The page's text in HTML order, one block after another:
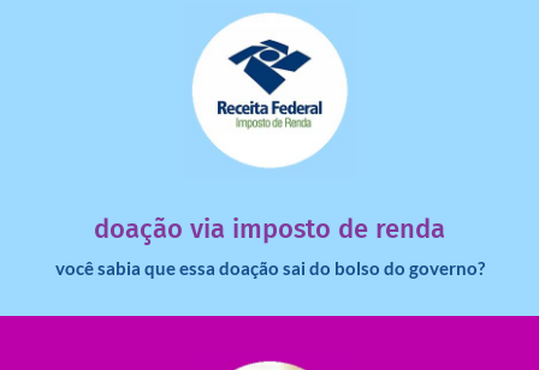
doação via imposto de renda
você sabia que essa doação sai do bolso do governo?
dinheiro deixa de ir para o governo?
saiba mais